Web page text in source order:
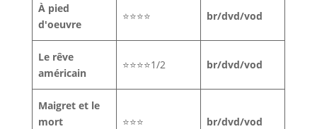
À pied
d'oeuvre
⭐⭐⭐⭐ br/dvd/vod
Le rêve
américain
⭐⭐⭐⭐1/2 br/dvd/vod
Maigret et le
mort
⭐⭐⭐ br/dvd/vod